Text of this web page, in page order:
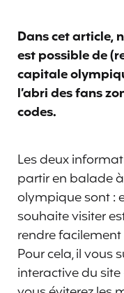
Dans cet article,
est possible de
capitale
l’abri des fans
codes.
Les deux
partir en balade
olympique sont :
souhaite visiter
rendre facilement
Pour cela, il vous
interactive du site